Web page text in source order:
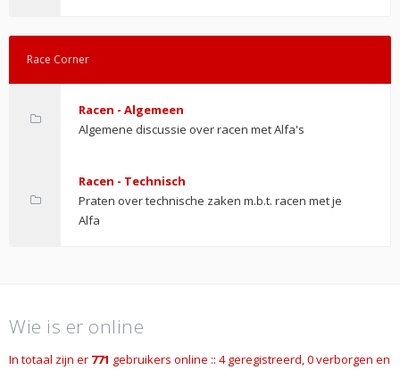
Race Corner
Racen - Algemeen
Algemene discussie over racen met Alfa's
Racen - Technisch
Praten over technische zaken m.b.t. racen met je
Alfa
Wie is er online
In totaal zijn er 771 gebruikers online :: 4 geregistreerd, 0 verborgen en